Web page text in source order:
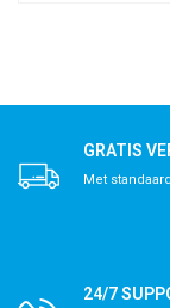
GRATIS
Met
24/7